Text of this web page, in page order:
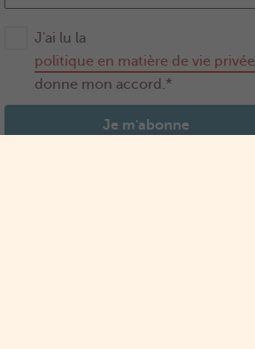
J'ai lu la
politique en matière de vie privée
donne mon accord.*
Je m'abonne